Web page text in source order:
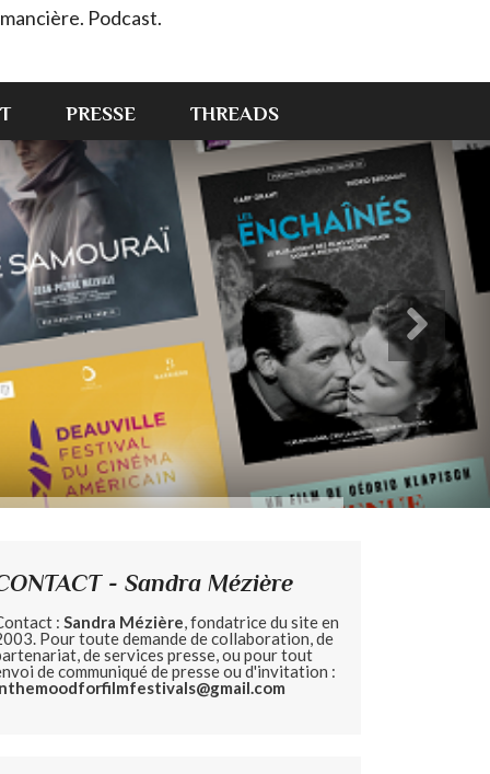
Podcast.
PRESSE THREADS
- Sandra Mézière
: Sandra Mézière, fondatrice du site en
Pour toute demande de collaboration, de
de services presse, ou pour tout
de communiqué de presse ou d'invitation :